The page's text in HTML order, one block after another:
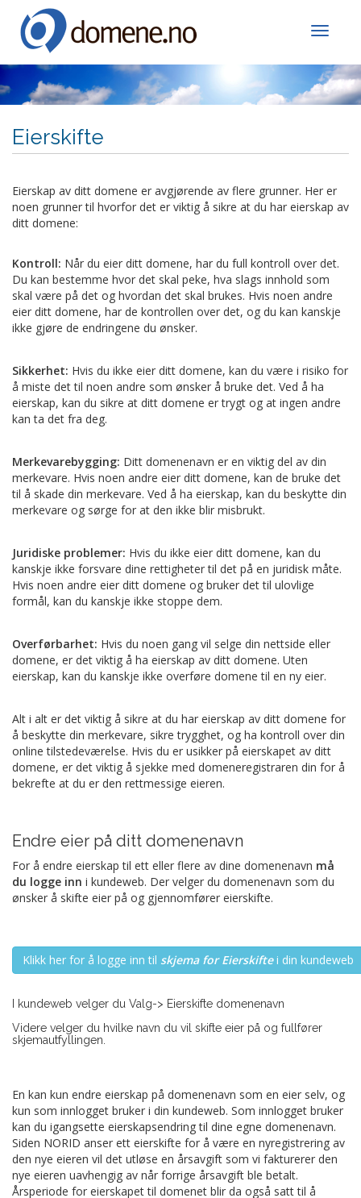
Eierskifte
Eierskap av ditt domene er avgjørende av flere grunner. Her er
noen grunner til hvorfor det er viktig å sikre at du har eierskap av
ditt domene:
Kontroll: Når du eier ditt domene, har du full kontroll over det.
Du kan bestemme hvor det skal peke, hva slags innhold som
skal være på det og hvordan det skal brukes. Hvis noen andre
eier ditt domene, har de kontrollen over det, og du kan kanskje
ikke gjøre de endringene du ønsker.
Sikkerhet: Hvis du ikke eier ditt domene, kan du være i risiko for
å miste det til noen andre som ønsker å bruke det. Ved å ha
eierskap, kan du sikre at ditt domene er trygt og at ingen andre
kan ta det fra deg.
Merkevarebygging: Ditt domenenavn er en viktig del av din
merkevare. Hvis noen andre eier ditt domene, kan de bruke det
til å skade din merkevare. Ved å ha eierskap, kan du beskytte din
merkevare og sørge for at den ikke blir misbrukt.
Juridiske problemer: Hvis du ikke eier ditt domene, kan du
kanskje ikke forsvare dine rettigheter til det på en juridisk måte.
Hvis noen andre eier ditt domene og bruker det til ulovlige
formål, kan du kanskje ikke stoppe dem.
Overførbarhet: Hvis du noen gang vil selge din nettside eller
domene, er det viktig å ha eierskap av ditt domene. Uten
eierskap, kan du kanskje ikke overføre domene til en ny eier.
Alt i alt er det viktig å sikre at du har eierskap av ditt domene for
å beskytte din merkevare, sikre trygghet, og ha kontroll over din
online tilstedeværelse. Hvis du er usikker på eierskapet av ditt
domene, er det viktig å sjekke med domeneregistraren din for å
bekrefte at du er den rettmessige eieren.
Endre eier på ditt domenenavn
For å endre eierskap til ett eller flere av dine domenenavn må
du logge inn i kundeweb. Der velger du domenenavn som du
ønsker å skifte eier på og gjennomfører eierskifte.
Klikk her for å logge inn til skjema for Eierskiftei din kundeweb
I kundeweb velger du Valg-> Eierskifte domenenavn
Videre velger du hvilke navn du vil skifte eier på og fullfører
skjemautfyllingen.
En kan kun endre eierskap på domenenavn som en eier selv, og
kun som innlogget bruker i din kundeweb. Som innlogget bruker
kan du igangsette eierskapsendring til dine egne domenenavn.
Siden NORID anser ett eierskifte for å være en nyregistrering av
den nye eieren vil det utløse en årsavgift som vi fakturerer den
nye eieren uavhengig av når forrige årsavgift ble betalt.
Årsperiode for eierskapet til domenet blir da også satt til å